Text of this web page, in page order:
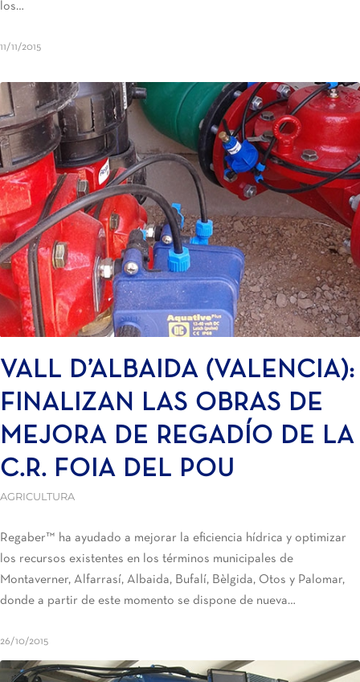
los…
11/11/2015
VALL D’ALBAIDA (VALENCIA):
FINALIZAN LAS OBRAS DE
MEJORA DE REGADÍO DE LA
C.R. FOIA DEL POU
AGRICULTURA
Regaber™ ha ayudado a mejorar la eficiencia hídrica y optimizar
los recursos existentes en los términos municipales de
Montaverner, Alfarrasí, Albaida, Bufalí, Bèlgida, Otos y Palomar,
donde a partir de este momento se dispone de nueva…
26/10/2015